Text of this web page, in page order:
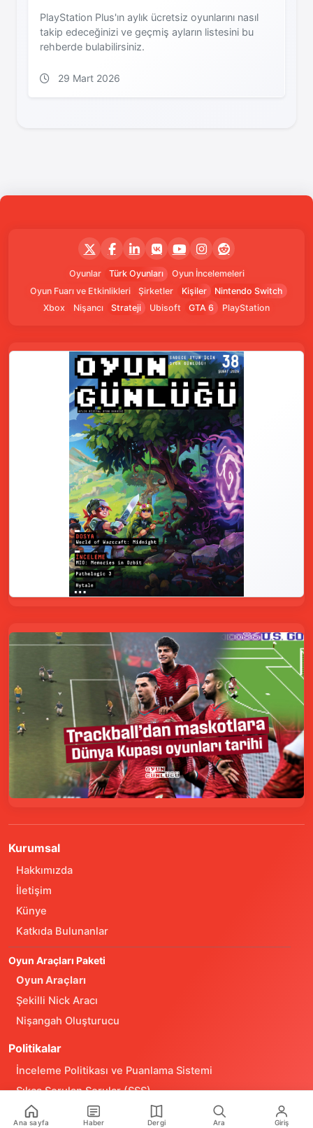
PlayStation Plus'ın aylık ücretsiz oyunlarını nasıl
takip edeceğinizi ve geçmiş ayların listesini bu
rehberde bulabilirsiniz.
29 Mart 2026
Oyunlar Türk Oyunları
Oyun İncelemeleri
Oyun Fuarı ve Etkinlikleri
Şirketler Kişiler
Nintendo Switch
Xbox
Nişancı Strateji Ubisoft GTA 6 PlayStation
Kurumsal
Hakkımızda
İletişim
Künye
Katkıda Bulunanlar
Oyun Araçları Paketi
Oyun Araçları
Şekilli Nick Aracı
Nişangah Oluşturucu
Politikalar
İnceleme Politikası ve Puanlama Sistemi
Sıkça Sorulan Sorular (SSS)
Alıntı ve Yeniden Kullanım Politikası
Ana sayfa Haber Dergi Ara Giriş